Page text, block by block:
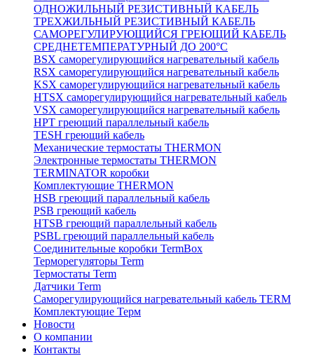
ОДНОЖИЛЬНЫЙ РЕЗИСТИВНЫЙ КАБЕЛЬ
ТРЕХЖИЛЬНЫЙ РЕЗИСТИВНЫЙ КАБЕЛЬ
САМОРЕГУЛИРУЮЩИЙСЯ ГРЕЮЩИЙ КАБЕЛЬ
СРЕДНЕТЕМПЕРАТУРНЫЙ ДО 200°С
BSX саморегулирующийся нагревательный кабель
RSX саморегулирующийся нагревательный кабель
KSX саморегулирующийся нагревательный кабель
HTSX саморегулирующийся нагревательный кабель
VSX саморегулирующийся нагревательный кабель
НРТ греющий параллельный кабель
TESH греющий кабель
Механические термостаты THERMON
Электронные термостаты THERMON
TERMINATOR коробки
Комплектующие THERMON
HSB греющий параллельный кабель
PSB греющий кабель
HTSB греющий параллельный кабель
PSBL греющий параллельный кабель
Соединительные коробки TermBox
Терморегуляторы Term
Термостаты Term
Датчики Term
Саморегулирующийся нагревательный кабель TERM
Комплектующие Терм
Новости
О компании
Контакты